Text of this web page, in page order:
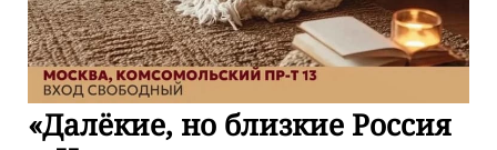
«Далёкие, но близкие Россия